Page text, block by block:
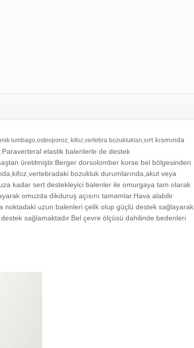
lumbago,osteoporoz, kifoz,vertebra bozuklukları,sırt kısmında
Paraverteral elastik balenlerle de destek
üretilmiştir.Berger dorsolomber korse bel bölgesinden
vertebradaki bozukluk durumlarında,akut veya
kadar sert destekleyici balenler ile omurgaya tam olarak
omuzda dikduruş açısını tamamlar.Hava alabilir
noktadaki uzun balenleri çelik olup güçlü destek sağlayarak
sağlamaktadır.Bel çevre ölçüsü dahilinde bedenleri